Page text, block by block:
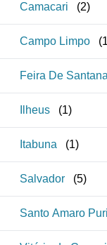
Camacari (2)
Campo Limpo (1
Feira De Santana
Ilheus (1)
Itabuna (1)
Salvador (5)
Santo Amaro